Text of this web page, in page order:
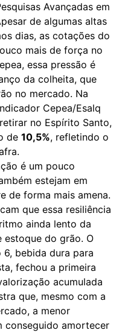
Avançadas em
de algumas altas
dias, as cotações do
mais de força no
essa pressão é
da colheita, que
no mercado. Na
Cepea/Esalq
no Espírito Santo,
de 10,5%, refletindo o
é um pouco
estejam em
de forma mais amena.
que essa resiliência
ainda lento da
estoque do grão. O
bebida dura para
fechou a primeira
acumulada
que, mesmo com a
a menor
conseguido amortecer